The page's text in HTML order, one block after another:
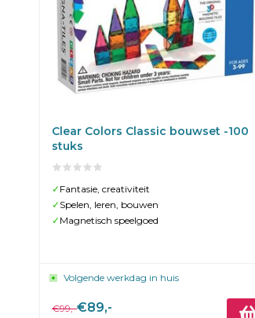
Clear Colors Classic bouwset -100
stuks
✓ Fantasie, creativiteit
✓ Spelen, leren, bouwen
✓ Magnetisch speelgoed
Volgende werkdag in huis
€99,-€89,-